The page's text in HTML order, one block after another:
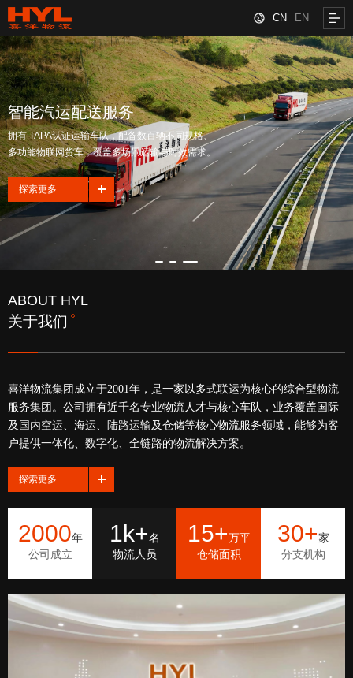
CN EN
智能汽运配送服务
拥有 TAPA认证运输车队，配备数百辆不同规格、
多功能物联网货车，覆盖多场景运输与时效需求。
探索更多
ABOUT HYL
关于我们
喜洋物流集团成立于2001年，是一家以多式联运为核心的综合型物流
服务集团。公司拥有近千名专业物流人才与核心车队，业务覆盖国际
及国内空运、海运、陆路运输及仓储等核心物流服务领域，能够为客
户提供一体化、数字化、全链路的物流解决方案。
探索更多
2000年
公司成立
1k+名
物流人员
15+万平
仓储面积
30+家
分支机构